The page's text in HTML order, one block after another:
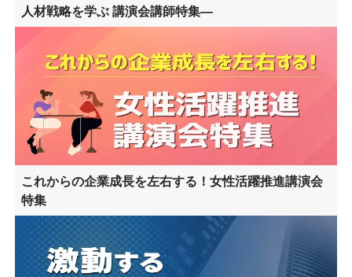
人材戦略を学ぶ 講演会講師特集―
これからの企業成長を左右する！女性活躍推進講演会
特集